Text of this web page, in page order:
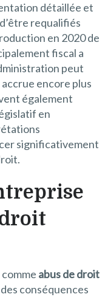
détaillée et
requalifiés
en 2020 de
fiscal a
peut
encore plus
également
en
significativement
droit
abus de droit
conséquences